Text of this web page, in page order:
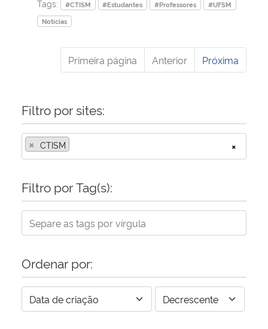
Tags:
#CTISM #Estudantes #Professores
#UFSM
Notícias
Primeira página Anterior Próxima
Filtro por sites:
×
× CTISM
Filtro por Tag(s):
Ordenar por: